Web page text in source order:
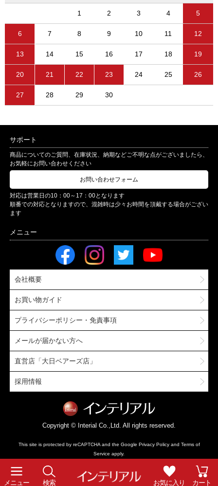
メニュー 検索 お気に入り カート
1 2 3 4 5
6 7 8 9 10 11 12
13 14 15 16 17 18 19
20 21 22 23 24 25 26
27 28 29 30
サポート
商品についてのご質問、在庫状況、納期などご不明な点がございましたら、
お気軽にお問い合わせください
お問い合わせフォーム
対応は営業日の10：00～17：00となります
順番での対応となりますので、混雑時は少々お時間を頂戴する場合がござい
ます
会社概要
お買い物ガイド
プライバシーポリシー・免責事項
メールが届かない方へ
直営店「大日ベアーズ店」
採用情報
Copyright © Interial Co.,Ltd. All rights reserved.
This site is protected by reCAPTCHA and the Google Privacy Policyand Terms of
Service apply.